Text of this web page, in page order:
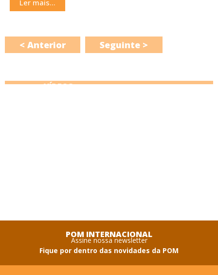
principais focos a apropriação das terras
Ler mais...
< Anterior Seguinte >
VÍDEOS
POM INTERNACIONAL
Assine nossa newsletter
Fique por dentro das novidades da POM